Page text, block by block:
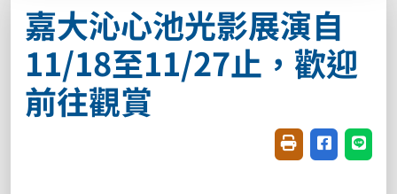
嘉大沁心池光影展演自
11/18至11/27止，歡迎
前往觀賞
友善列印(開新視
分享至臉書
分享